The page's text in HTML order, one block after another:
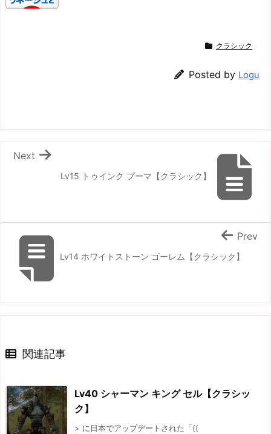
クラシック
Posted by Logu
Lv15 トゥインク プーマ【クラシック】
Next
Lv14 ホワイトストーン ゴーレム【クラシック】
Prev
関連記事
Lv40 シャーマン キング セル【クラシッ
ク】
> に日本でアップデートされた「((